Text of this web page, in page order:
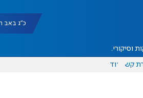
כ"ג באב תשפ"ו
וסיקורים
קשר עוד